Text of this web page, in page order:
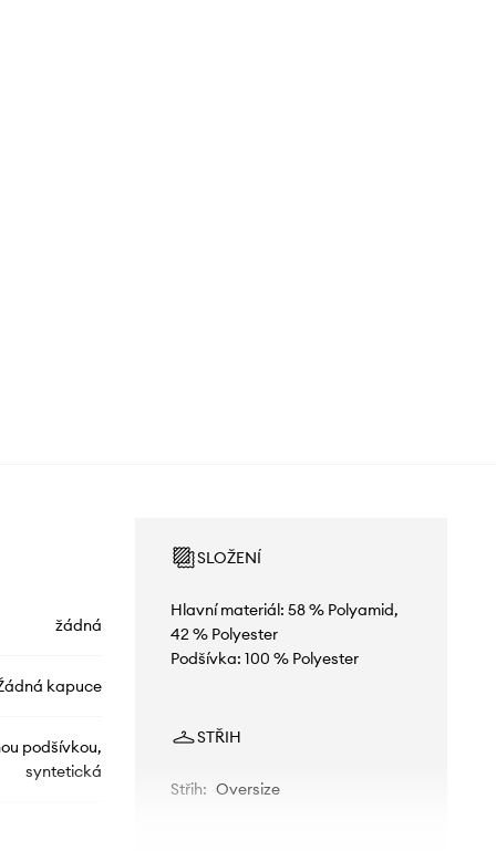
žádná
kapuce
podšívkou,
syntetická
SLOŽENÍ
Hlavní materiál: 58 % Polyamid,
42 % Polyester
Podšívka: 100 % Polyester
STŘIH
Střih: Oversize